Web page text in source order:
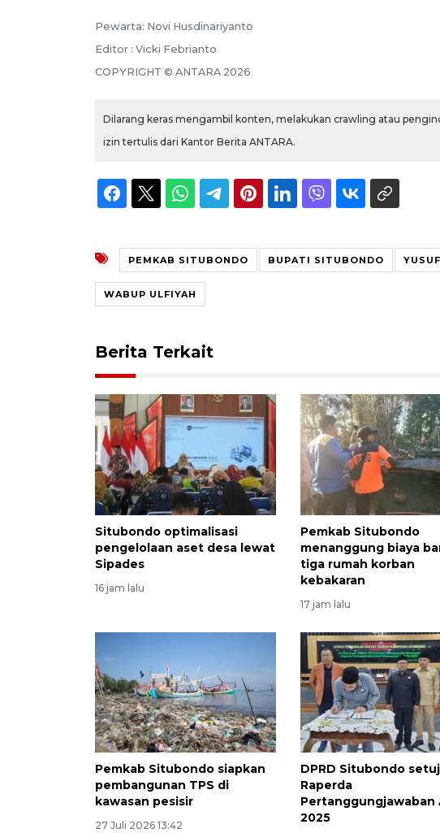
Pewarta: Novi Husdinariyanto
Editor : Vicki Febrianto
COPYRIGHT © ANTARA 2026
Dilarang keras mengambil konten, melakukan crawling atau
izin tertulis dari Kantor Berita ANTARA.
PEMKAB SITUBONDO BUPATI SITUBONDO
WABUP ULFIYAH
Berita Terkait
Situbondo optimalisasi
pengelolaan aset desa lewat
Sipades
16 jam lalu
Pemkab Situbondo
menanggung biaya
tiga rumah korban
kebakaran
17 jam lalu
Pemkab Situbondo siapkan
pembangunan TPS di
kawasan pesisir
27 Juli 2026 13:42
DPRD Situbondo
Raperda
Pertanggungjawaban
2025